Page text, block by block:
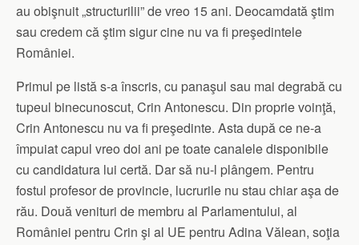
au obişnuit „structurilii” de vreo 15 ani. Deocamdată ştim
sau credem că ştim sigur cine nu va fi preşedintele
României.
Primul pe listă s-a înscris, cu panaşul sau mai degrabă cu
tupeul binecunoscut, Crin Antonescu. Din proprie voinţă,
Crin Antonescu nu va fi preşedinte. Asta după ce ne-a
împuiat capul vreo doi ani pe toate canalele disponibile
cu candidatura lui certă. Dar să nu-l plângem. Pentru
fostul profesor de provincie, lucrurile nu stau chiar aşa de
rău. Două venituri de membru al Parlamentului, al
României pentru Crin şi al UE pentru Adina Vălean, soţia